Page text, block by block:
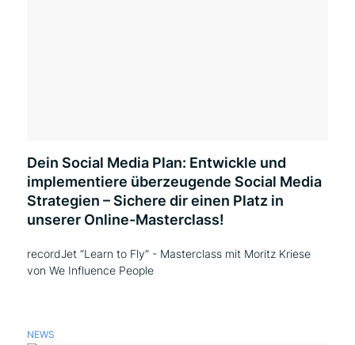
Dein Social Media Plan: Entwickle und
implementiere überzeugende Social Media
Strategien – Sichere dir einen Platz in
unserer Online-Masterclass!
recordJet “Learn to Fly” - Masterclass mit Moritz Kriese
von We Influence People
NEWS